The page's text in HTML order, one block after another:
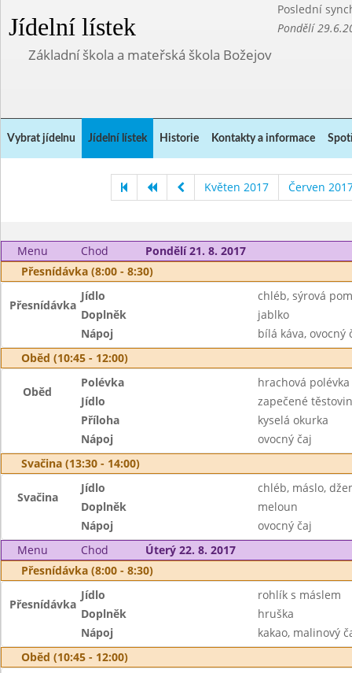
Jídelní lístek
Poslední
Pondělí
Základní škola a mateřská škola Božejov
Vybrat jídelnu Jídelní lístek Historie Kontakty a informace
Květen 2017 Červen
Menu Chod
Pondělí 21. 8. 2017
Přesnídávka (8:00 - 8:30)
Přesnídávka
Jídlo
chléb, sýrová
Doplněk
jablko
Nápoj
bílá káva, ovocný
Oběd (10:45 - 12:00)
Oběd
Polévka
hrachová polévka
Jídlo
zapečené
Příloha
kyselá okurka
Nápoj
ovocný čaj
Svačina (13:30 - 14:00)
Svačina
Jídlo
chléb, máslo,
Doplněk
meloun
Nápoj
ovocný čaj
Menu
Chod
Úterý 22. 8. 2017
Přesnídávka (8:00 - 8:30)
Přesnídávka
Jídlo
rohlík s máslem
Doplněk
hruška
Nápoj
kakao, malinový
Oběd (10:45 - 12:00)